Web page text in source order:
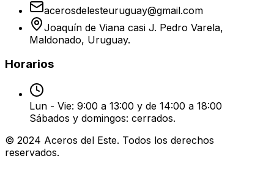
acerosdelesteuruguay@gmail.com
Joaquín de Viana casi J. Pedro Varela,
Maldonado, Uruguay.
Horarios
Lun - Vie: 9:00 a 13:00 y de 14:00 a 18:00
Sábados y domingos: cerrados.
© 2024 Aceros del Este. Todos los derechos
reservados.